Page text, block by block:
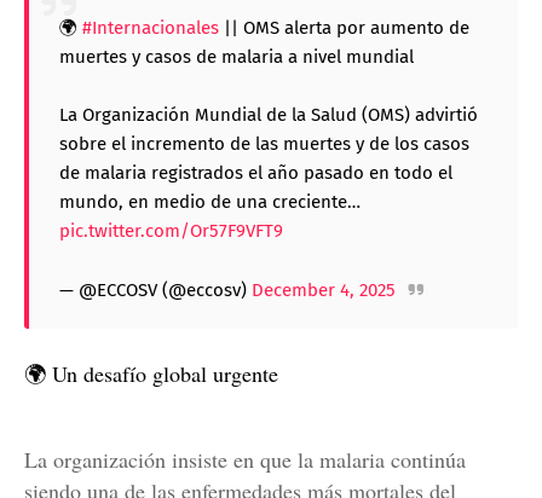
🌍 #Internacionales || OMS alerta por aumento de
muertes y casos de malaria a nivel mundial
La Organización Mundial de la Salud (OMS) advirtió
sobre el incremento de las muertes y de los casos
de malaria registrados el año pasado en todo el
mundo, en medio de una creciente…
pic.twitter.com/Or57F9VFT9
— @ECCOSV (@eccosv) December 4, 2025
🌍 Un desafío global urgente
La organización insiste en que la malaria continúa
siendo una de las enfermedades más mortales del